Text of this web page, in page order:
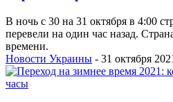
В ночь с 30 на 31 октября в 4:00
перевели на один час назад.
времени.
Новости Украины - 31 октября